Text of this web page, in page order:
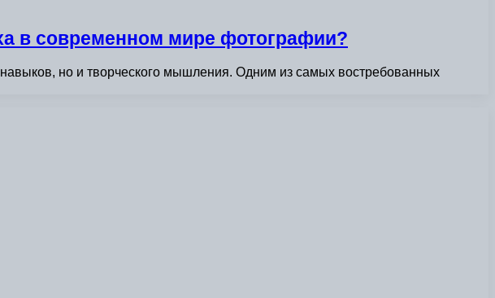
в современном мире фотографии?
но и творческого мышления. Одним из самых востребованных